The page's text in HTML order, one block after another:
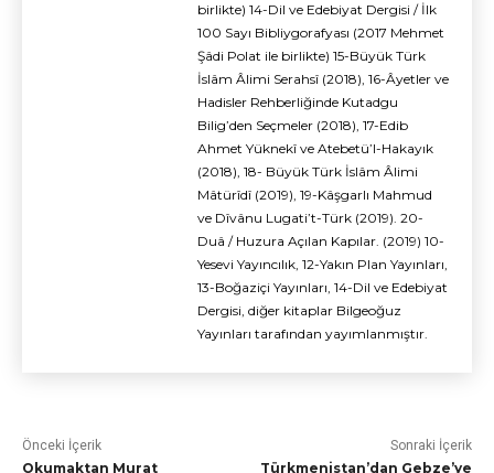
birlikte) 14-Dil ve Edebiyat Dergisi / İlk
100 Sayı Bibliygorafyası (2017 Mehmet
Şâdi Polat ile birlikte) 15-Büyük Türk
İslâm Âlimi Serahsî (2018), 16-Âyetler ve
Hadisler Rehberliğinde Kutadgu
Bilig’den Seçmeler (2018), 17-Edib
Ahmet Yüknekî ve Atebetü’l-Hakayık
(2018), 18- Büyük Türk İslâm Âlimi
Mâtürîdî (2019), 19-Kâşgarlı Mahmud
ve Dîvânu Lugati’t-Türk (2019). 20-
Duâ / Huzura Açılan Kapılar. (2019) 10-
Yesevi Yayıncılık, 12-Yakın Plan Yayınları,
13-Boğaziçi Yayınları, 14-Dil ve Edebiyat
Dergisi, diğer kitaplar Bilgeoğuz
Yayınları tarafından yayımlanmıştır.
Önceki İçerik
Okumaktan Murat
Sonraki İçerik
Türkmenistan’dan Gebze’ye